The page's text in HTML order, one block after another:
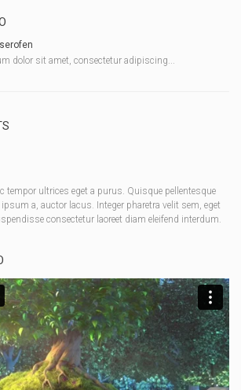
dolor sit amet, consectetur adipiscing...
tempor ultrices eget a purus. Quisque pellentesque
a, auctor lacus. Integer pharetra velit sem, eget
consectetur laoreet diam eleifend interdum.